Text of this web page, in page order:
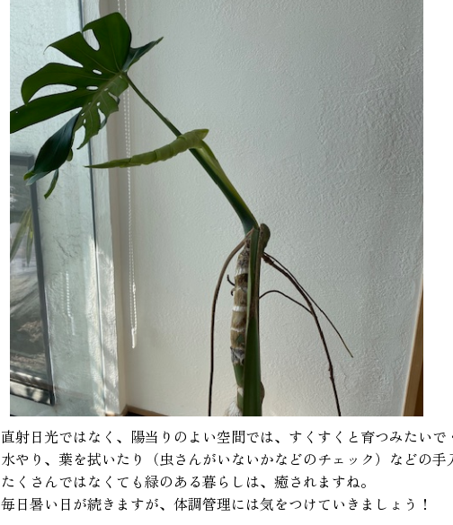
直射日光ではなく、陽当りのよい空間では、すくすくと育つみたいで
水やり、葉を拭いたり（虫さんがいないかなどのチェック）などの
たくさんではなくても緑のある暮らしは、癒されますね。
毎日暑い日が続きますが、体調管理には気をつけていきましょう！